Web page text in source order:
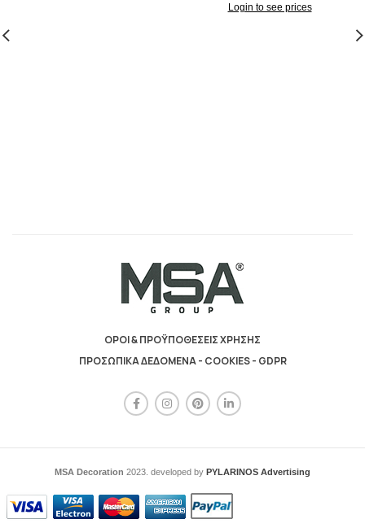
Login to see prices
ΟΡΟΙ & ΠΡΟΫΠΟΘΕΣΕΙΣ ΧΡΗΣΗΣ
ΠΡΟΣΩΠΙΚΑ ΔΕΔΟΜΕΝΑ - COOKIES - GDPR
MSA Decoration 2023. developed by PYLARINOS Advertising